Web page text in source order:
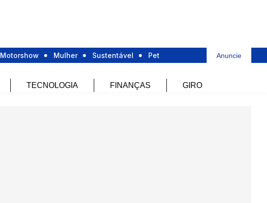
Motorshow Mulher Sustentável Pet Anuncie
TECNOLOGIA FINANÇAS GIRO